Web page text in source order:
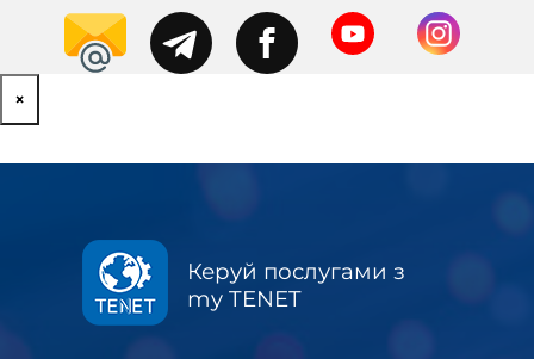
×
Керуй послугами з
my TENET